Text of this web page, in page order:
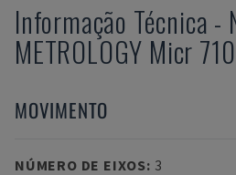
Informação Técnica -
METROLOGY Micr
MOVIMENTO
NÚMERO DE EIXOS: 3